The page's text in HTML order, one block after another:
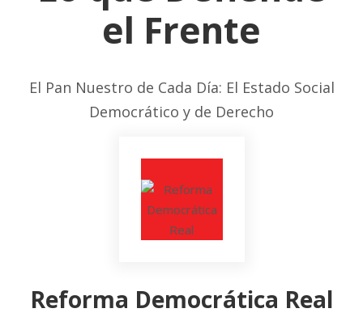
el Frente
El Pan Nuestro de Cada Día: El Estado Social
Democrático y de Derecho
Reforma Democrática Real